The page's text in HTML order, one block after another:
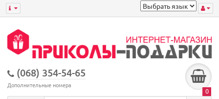
(068) 354-54-65
Дополнительные номера
0